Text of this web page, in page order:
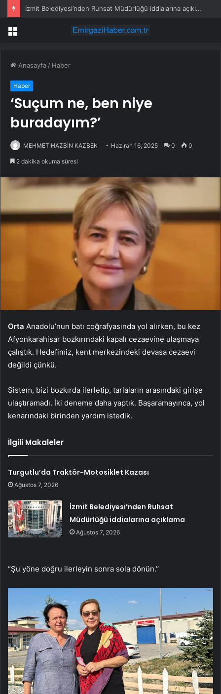
İzmit Belediyesi’nden Ruhsat Müdürlüğü iddialarına açıklama
Menü
Anasayfa / Haber
Haber
‘Suçum ne, ben niye
buradayım?’
MEHMET HAZBİN KAZBEK Haziran 16, 2025 0 0
2 dakika okuma süresi
Orta Anadolu’nun batı coğrafyasında yol alırken, bu kez
Afyonkarahisar bozkırındaki kapalı cezaevine ulaşmaya
çalıştık. Hedefimiz, kent merkezindeki devasa cezaevi
değildi çünkü.
Sistem, bizi bozkırda ilerletip, tarlaların arasındaki girişe
ulaştıramadı. İki deneme daha yaptık. Başaramayınca, yol
kenarındaki birinden yardım istedik.
İlgili Makaleler
Turgutlu’da Traktör-Motosiklet Kazası
Ağustos 7, 2026
İzmit Belediyesi’nden Ruhsat
Müdürlüğü iddialarına açıklama
Ağustos 7, 2026
“Şu yöne doğru ilerleyin sonra sola dönün.’’